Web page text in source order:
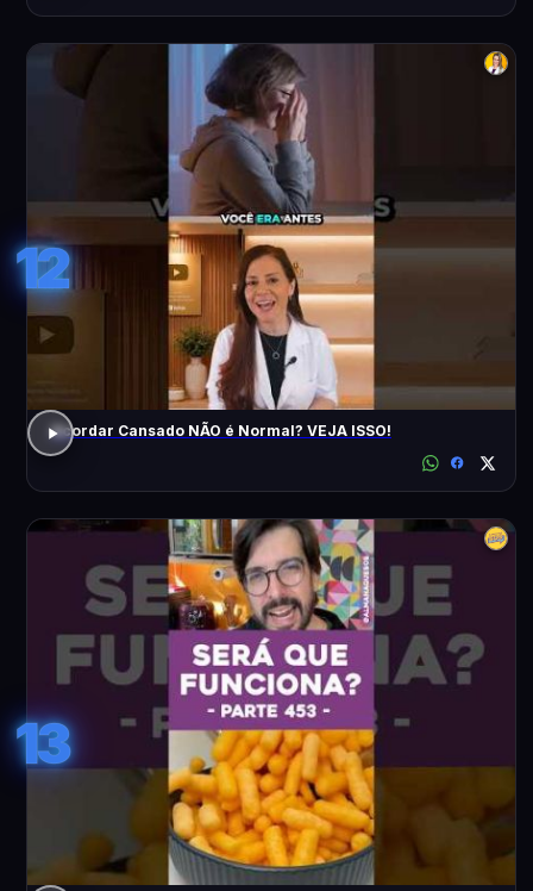
12
Acordar Cansado NÃO é Normal? VEJA ISSO!
13